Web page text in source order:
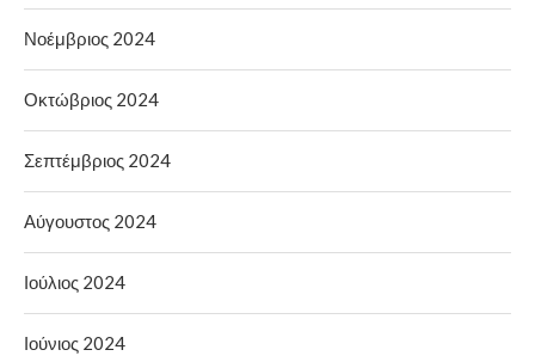
Νοέμβριος 2024
Οκτώβριος 2024
Σεπτέμβριος 2024
Αύγουστος 2024
Ιούλιος 2024
Ιούνιος 2024